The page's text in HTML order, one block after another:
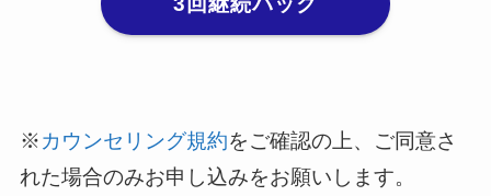
※カウンセリング規約をご確認の上、ご同意さ
れた場合のみお申し込みをお願いします。